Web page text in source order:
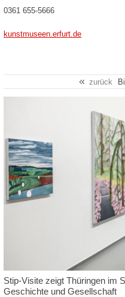
0361 655-5666
kunstmuseen.erfurt.de
zurück
Stip-Visite zeigt Thüringen im
Geschichte und Gesellschaft